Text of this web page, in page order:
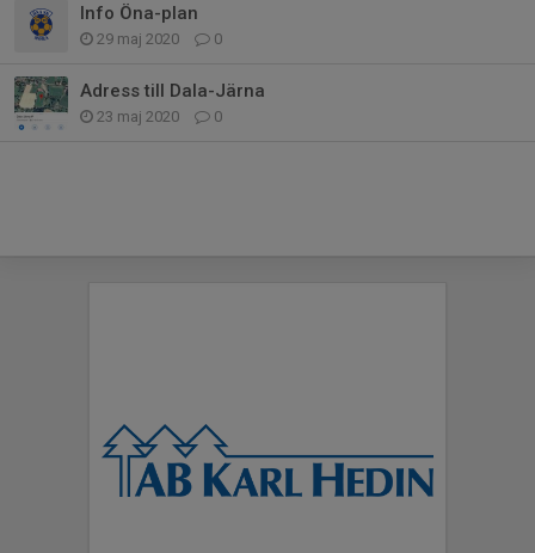
Info Öna-plan
29 maj 2020 0
Adress till Dala-Järna
23 maj 2020 0